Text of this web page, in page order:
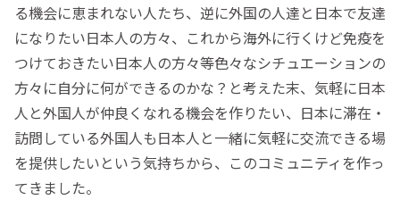
る機会に恵まれない人たち、逆に外国の人達と日本で友達
になりたい日本人の方々、これから海外に行くけど免疫を
つけておきたい日本人の方々等色々なシチュエーションの
方々に自分に何ができるのかな？と考えた末、気軽に日本
人と外国人が仲良くなれる機会を作りたい、日本に滞在・
訪問している外国人も日本人と一緒に気軽に交流できる場
を提供したいという気持ちから、このコミュニティを作っ
てきました。